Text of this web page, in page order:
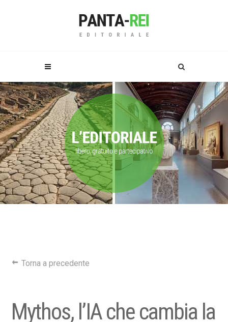
Torna a precedente
Mythos, l’IA che cambia la